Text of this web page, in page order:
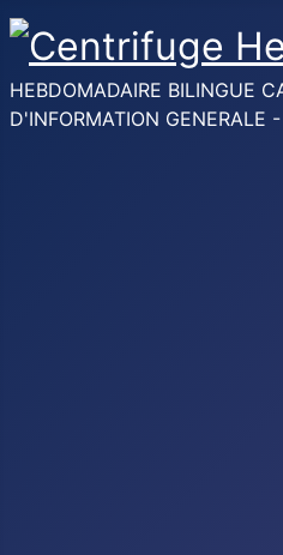
HEBDOMADAIRE BILINGUE
D'INFORMATION